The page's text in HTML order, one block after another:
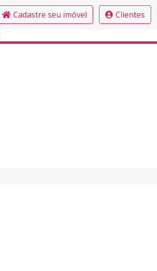
Cadastre seu imóvel
Clientes